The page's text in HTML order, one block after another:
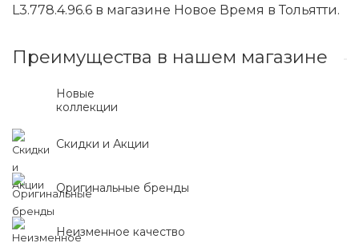
L3.778.4.96.6 в магазине Новое Время в Тольятти.
Преимущества в нашем магазине
Новые
коллекции
Скидки и Акции
Оригинальные бренды
Неизменное качество